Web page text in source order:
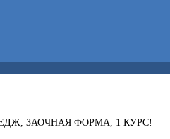
ЗАОЧНАЯ ФОРМА, 1 КУРС!